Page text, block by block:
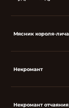
Мясник короля-лича
Некромант
Некромант отчаяния